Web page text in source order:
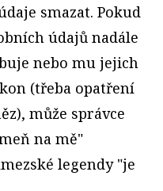
smazat. Pokud
údajů nadále
nebo mu jejich
(třeba opatření
může správce
na mě"
legendy "je